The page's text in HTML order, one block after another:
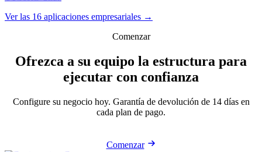
Ver las 16 aplicaciones empresariales →
Comenzar
Ofrezca a su equipo la estructura para
ejecutar con confianza
Configure su negocio hoy. Garantía de devolución de 14 días en
cada plan de pago.
Comenzar